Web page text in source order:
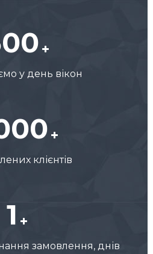
у день вікон
клієнтів
1
замовлення, днів